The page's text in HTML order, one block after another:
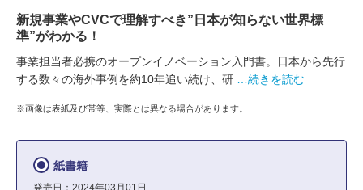
新規事業やCVCで理解すべき”日本が知らない世界標
準”がわかる！
事業担当者必携のオープンイノベーション入門書。日本から先行
する数々の海外事例を約10年追い続け、研
…続きを読む
※画像は表紙及び帯等、実際とは異なる場合があります。
紙書籍
発売日：2024年03月01日